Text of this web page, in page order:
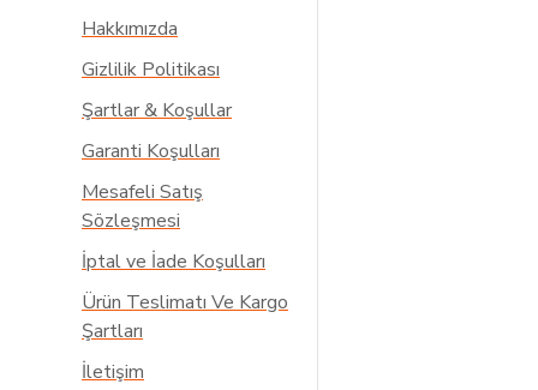
Hakkımızda
Gizlilik Politikası
Şartlar & Koşullar
Garanti Koşulları
Mesafeli Satış
Sözleşmesi
İptal ve İade Koşulları
Ürün Teslimatı Ve Kargo
Şartları
İletişim